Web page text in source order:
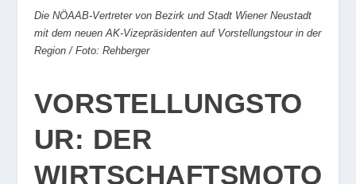
Die NÖAAB-Vertreter von Bezirk und Stadt Wiener Neustadt
mit dem neuen AK-Vizepräsidenten auf Vorstellungstour in der
Region / Foto: Rehberger
VORSTELLUNGSTO
UR: DER
WIRTSCHAFTSMOTO